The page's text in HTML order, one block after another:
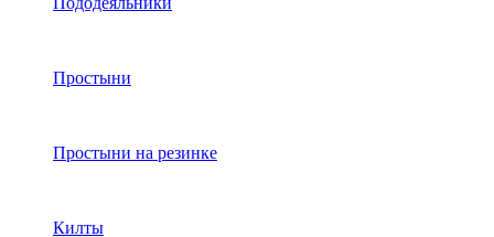
Простыни
Простыни на резинке
Килты